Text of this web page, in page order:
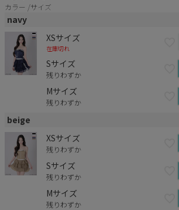
カラー
サイズ
navy
XSサイズ
在庫切れ
Sサイズ
残りわずか
Mサイズ
残りわずか
beige
XSサイズ
残りわずか
Sサイズ
残りわずか
Mサイズ
残りわずか